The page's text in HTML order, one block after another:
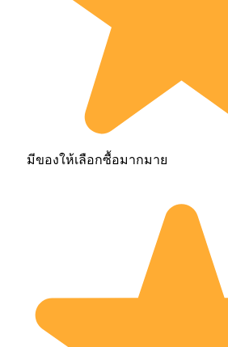
มีของให้เลือกซื้อมากมาย